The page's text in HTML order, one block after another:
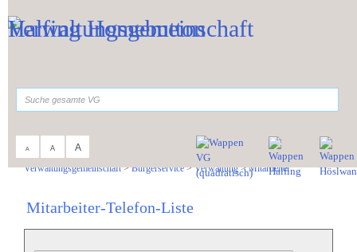
A A A
Verwaltungsgemeinschaft>Bürgerservice>Verwaltung>Mitarbeiter
Mitarbeiter-Telefon-Liste